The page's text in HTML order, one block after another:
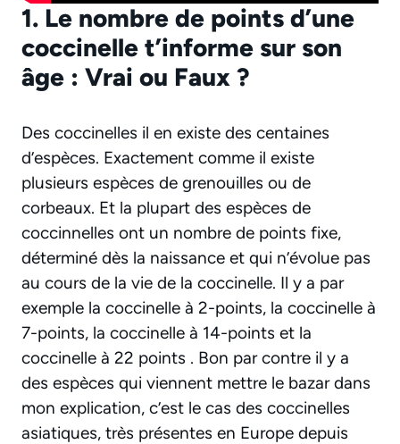
1. Le nombre de points d’une
coccinelle t’informe sur son
âge : Vrai ou Faux ?
​Des coccinelles il en existe des centaines
d’espèces. Exactement comme il existe
plusieurs espèces de grenouilles ou de
corbeaux. Et la plupart des espèces de
coccinnelles ont un nombre de points fixe,
déterminé dès la naissance et qui n’évolue pas
au cours de la vie de la coccinelle. Il y a par
exemple la coccinelle à 2-points, la coccinelle à
7-points, la coccinelle à 14-points et la
coccinelle à 22 points . Bon par contre il y a
des espèces qui viennent mettre le bazar dans
mon explication, c’est le cas des coccinelles
asiatiques, très présentes en Europe depuis